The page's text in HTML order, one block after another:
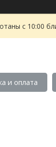
с 10:00
и оплата